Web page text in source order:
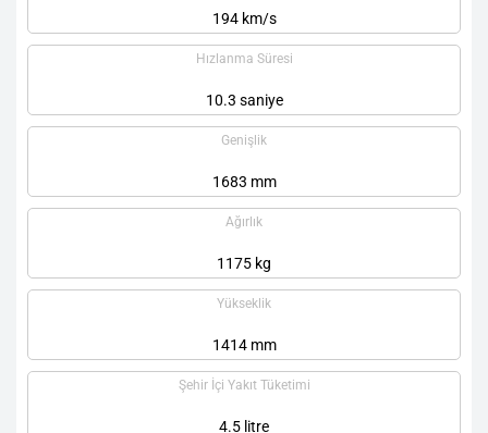
194 km/s
Hızlanma Süresi
10.3 saniye
Genişlik
1683 mm
Ağırlık
1175 kg
Yükseklik
1414 mm
Şehir İçi Yakıt Tüketimi
4.5 litre